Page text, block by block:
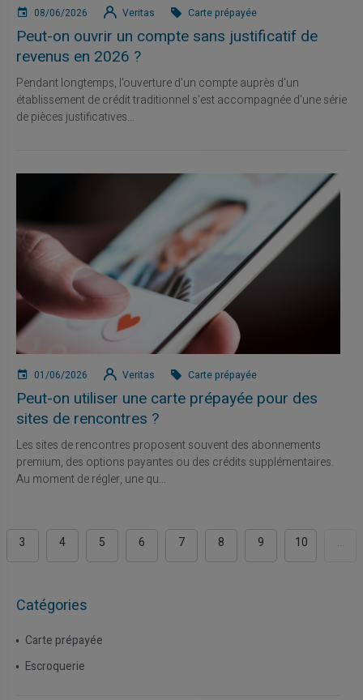
08/06/2026 Veritas Carte prépayée
Peut-on ouvrir un compte sans justificatif de
revenus en 2026 ?
Pendant longtemps, l'ouverture d'un compte auprès d'un
établissement de crédit traditionnel s'est accompagnée d'une série
de pièces justificatives...
01/06/2026 Veritas Carte prépayée
Peut-on utiliser une carte prépayée pour des
sites de rencontres ?
Les sites de rencontres proposent souvent des abonnements
premium, des options payantes ou des crédits supplémentaires.
Au moment de régler, une qu...
3 4 5 6 7 8 9 10 ...
Catégories
Carte prépayée
Escroquerie